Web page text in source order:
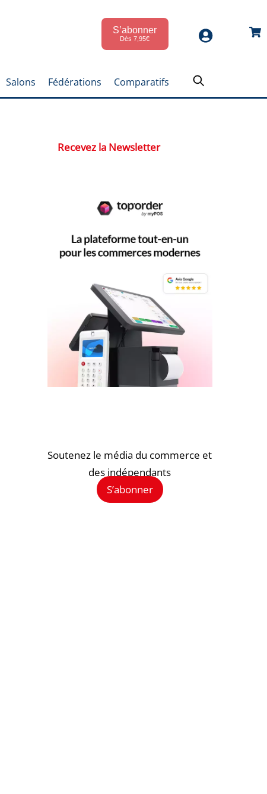
S’abonner
Dès 7,95€
Salons Fédérations Comparatifs
Recevez la Newsletter
Soutenez le média du commerce et
des indépendants
S’abonner